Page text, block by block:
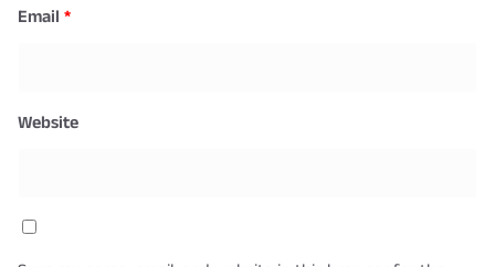
Email *
Website